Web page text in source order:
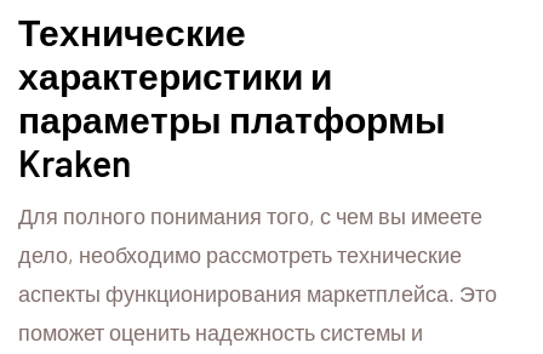
Технические
характеристики и
параметры платформы
Kraken
Для полного понимания того, с чем вы имеете
дело, необходимо рассмотреть технические
аспекты функционирования маркетплейса. Это
поможет оценить надежность системы и